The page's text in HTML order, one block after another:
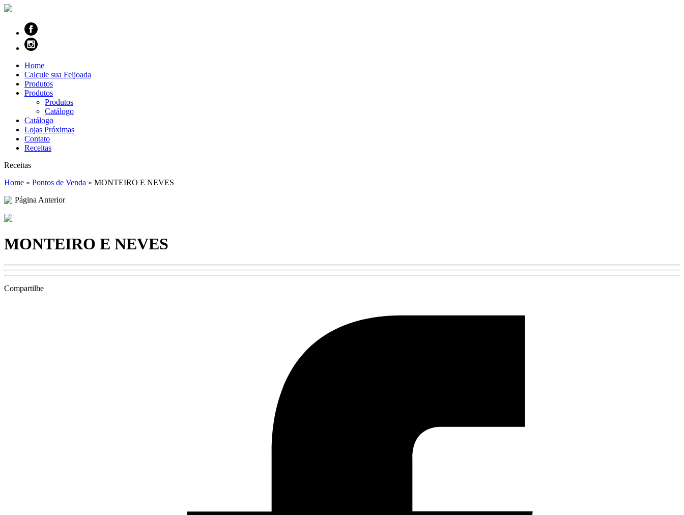
Home
Calcule sua Feijoada
Produtos
Produtos
Produtos
Catálogo
Catálogo
Lojas Próximas
Contato
Receitas
Receitas
Home » Pontos de Venda » MONTEIRO E NEVES
Página Anterior
MONTEIRO E NEVES
Compartilhe